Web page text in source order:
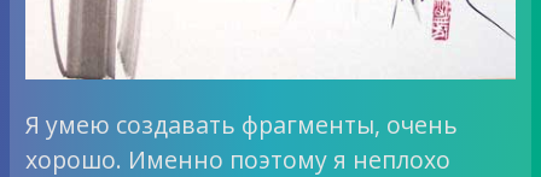
Я умею создавать фрагменты, очень
хорошо. Именно поэтому я неплохо